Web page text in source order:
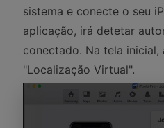
sistema e conecte o seu
aplicação, irá detetar
conectado. Na tela inicial,
"Localização Virtual".